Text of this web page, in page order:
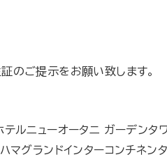
のご提示をお願い致します。
ルニューオータニ ガーデン
マグランドインターコンチ